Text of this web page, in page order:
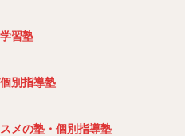
習塾
別指導塾
メの塾・個別指導塾